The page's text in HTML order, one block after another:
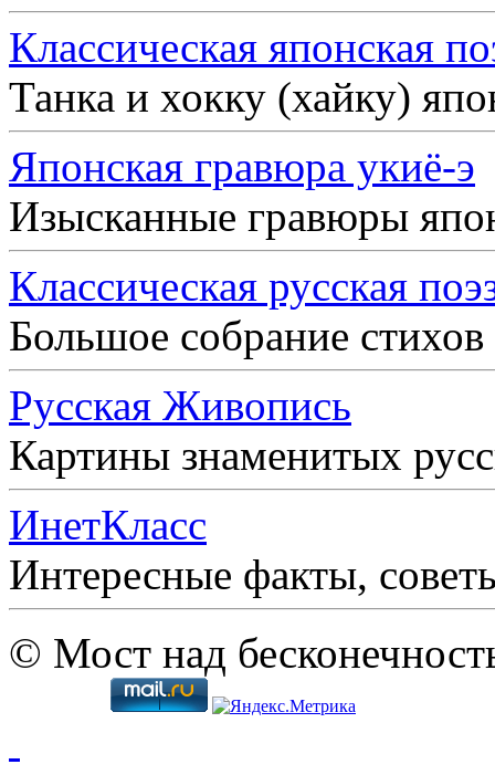
Классическая японская
Танка и хокку (хайку)
Японская гравюра укиё-э
Изысканные гравюры
Классическая русская
Большое собрание
Русская Живопись
Картины знаменитых
ИнетКласс
Интересные факты,
© Мост над